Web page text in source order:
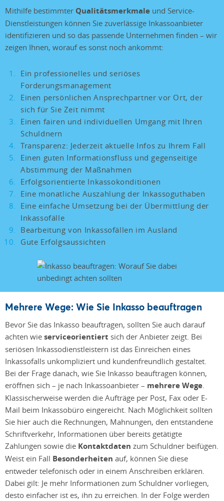
Mithilfe bestimmter Qualitätsmerkmale und Service-
Dienstleistungen können Sie zuverlässige Inkassoanbieter
identifizieren und so das passende Unternehmen finden – wir
zeigen Ihnen, worauf es sonst noch ankommt:
Ein professionelles und seriöses
Forderungsmanagement
Einen persönlichen Ansprechpartner vor Ort, der
sich für Sie Zeit nimmt
Einen fairen und individuellen Umgang mit Ihren
Schuldnern
Transparenz: Jederzeit aktuelle Infos zu Ihrem Fall
Einen guten Informationsfluss und gegenseitige
Abstimmung der Maßnahmen
Erfolgsorientierte Inkassokonditionen
Eine monatliche Auszahlung der Inkassoguthaben
Eine einfache Umsetzung bei der Übermittlung der
Inkassofälle
Bearbeitung von Inkassofällen im Ausland
Gute Erfolgsaussichten
Mehrere Wege: Wie Sie Inkasso beauftragen
Bevor Sie das Inkasso beauftragen, sollten Sie auch darauf
achten wie serviceorientiert sich der Anbieter zeigt. Bei
seriösen Inkassodienstleistern ist das Einreichen eines
Inkassofalls unkompliziert und kundenfreundlich gestaltet.
Bei der Frage danach, wie Sie Inkasso beauftragen können,
eröffnen sich – je nach Inkassoanbieter – mehrere Wege.
Klassischerweise werden die Aufträge per Post, Fax oder E-
Mail beim Inkassobüro eingereicht. Nach Möglichkeit sollten
Sie hier auch die Rechnungen, Mahnungen, den entstandene
Schriftverkehr, Informationen über bereits getätigte
Zahlungen sowie die Kontaktdaten zum Schuldner beifügen.
Weist ein Fall Besonderheiten auf, können Sie diese
entweder telefonisch oder in einem Anschreiben erklären.
Dabei gilt: Je mehr Informationen zum Schuldner vorliegen,
desto einfacher ist es, ihn zu erreichen. In der Folge werden